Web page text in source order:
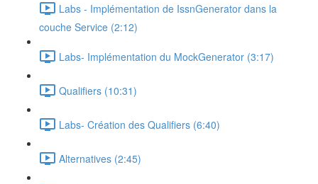
Labs - Implémentation de IssnGenerator dans la
couche Service (2:12)
Labs- Implémentation du MockGenerator (3:17)
Qualifiers (10:31)
Labs- Création des Qualifiers (6:40)
Alternatives (2:45)